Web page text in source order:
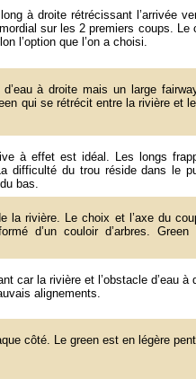
à droite rétrécissant l’arrivée
sur les 2 premiers coups. Le
l’option que l’on a choisi.
à droite mais un large
qui se rétrécit entre la rivière et
à effet est idéal. Les longs
difficulté du trou réside dans le
bas.
la rivière. Le choix et l’axe du
d’un couloir d’arbres. Green
car la rivière et l’obstacle d’eau à
alignements.
côté. Le green est en légère